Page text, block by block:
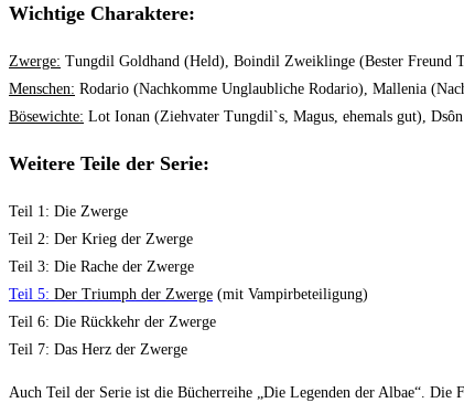
Wichtige Charaktere:
Zwerge: Tungdil Goldhand (Held), Boindil Zweiklinge (Bester Freund
Menschen: Rodario (Nachkomme Unglaubliche Rodario), Mallenia
Bösewichte: Lot Ionan (Ziehvater Tungdil`s, Magus, ehemals gut),
Weitere Teile der Serie:
Teil 1: Die Zwerge
Teil 2: Der Krieg der Zwerge
Teil 3: Die Rache der Zwerge
Teil 5: Der Triumph der Zwerge (mit Vampirbeteiligung)
Teil 6: Die Rückkehr der Zwerge
Teil 7: Das Herz der Zwerge
Auch Teil der Serie ist die Bücherreihe „Die Legenden der Albae“. Die